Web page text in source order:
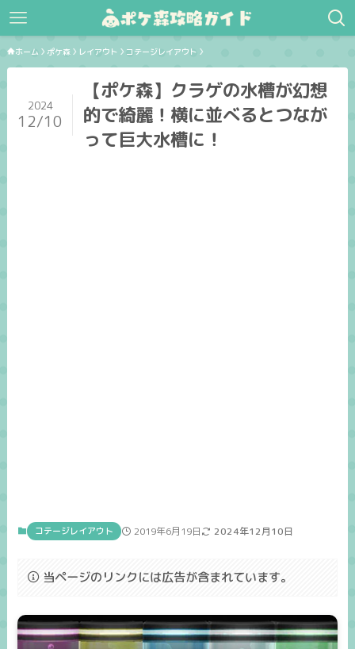
ホーム ポケ森 レイアウト コテージレイアウト
【ポケ森】クラゲの水槽が幻想
的で綺麗！横に並べるとつなが
って巨大水槽に！
2024
12/10
コテージレイアウト 2019年6月19日 2024年12月10日
当ページのリンクには広告が含まれています。